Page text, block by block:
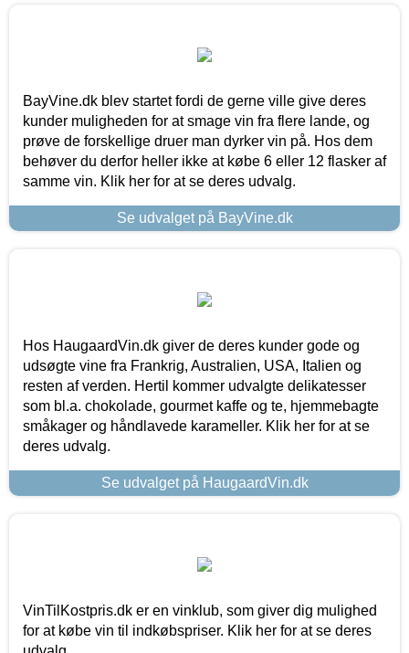
BayVine.dk blev startet fordi de gerne ville give deres
kunder muligheden for at smage vin fra flere lande, og
prøve de forskellige druer man dyrker vin på. Hos dem
behøver du derfor heller ikke at købe 6 eller 12 flasker af
samme vin. Klik her for at se deres udvalg.
Se udvalget på BayVine.dk
Hos HaugaardVin.dk giver de deres kunder gode og
udsøgte vine fra Frankrig, Australien, USA, Italien og
resten af verden. Hertil kommer udvalgte delikatesser
som bl.a. chokolade, gourmet kaffe og te, hjemmebagte
småkager og håndlavede karameller. Klik her for at se
deres udvalg.
Se udvalget på HaugaardVin.dk
VinTilKostpris.dk er en vinklub, som giver dig mulighed
for at købe vin til indkøbspriser. Klik her for at se deres